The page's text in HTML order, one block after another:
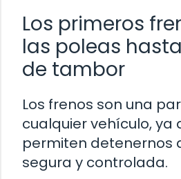
Los primeros
las poleas
de tambor
Los frenos son una
cualquier vehículo, ya
permiten detenernos
segura y controlada.